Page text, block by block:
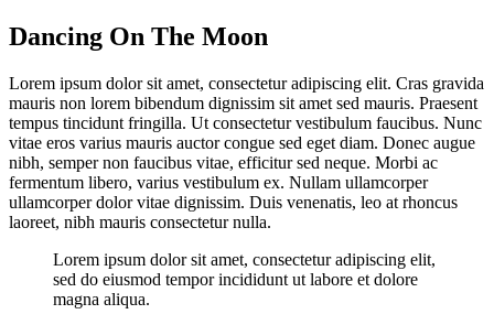
Dancing On The Moon
Lorem ipsum dolor sit amet, consectetur adipiscing elit. Cras gravida
mauris non lorem bibendum dignissim sit amet sed mauris. Praesent
tempus tincidunt fringilla. Ut consectetur vestibulum faucibus. Nunc
vitae eros varius mauris auctor congue sed eget diam. Donec augue
nibh, semper non faucibus vitae, efficitur sed neque. Morbi ac
fermentum libero, varius vestibulum ex. Nullam ullamcorper
ullamcorper dolor vitae dignissim. Duis venenatis, leo at rhoncus
laoreet, nibh mauris consectetur nulla.
Lorem ipsum dolor sit amet, consectetur adipiscing elit,
sed do eiusmod tempor incididunt ut labore et dolore
magna aliqua.